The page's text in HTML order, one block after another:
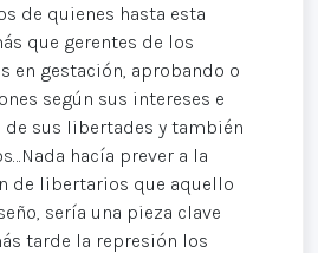
de quienes hasta esta
que gerentes de los
en gestación, aprobando o
según sus intereses e
sus libertades y también
hacía prever a la
de libertarios que aquello
sería una pieza clave
tarde la represión los